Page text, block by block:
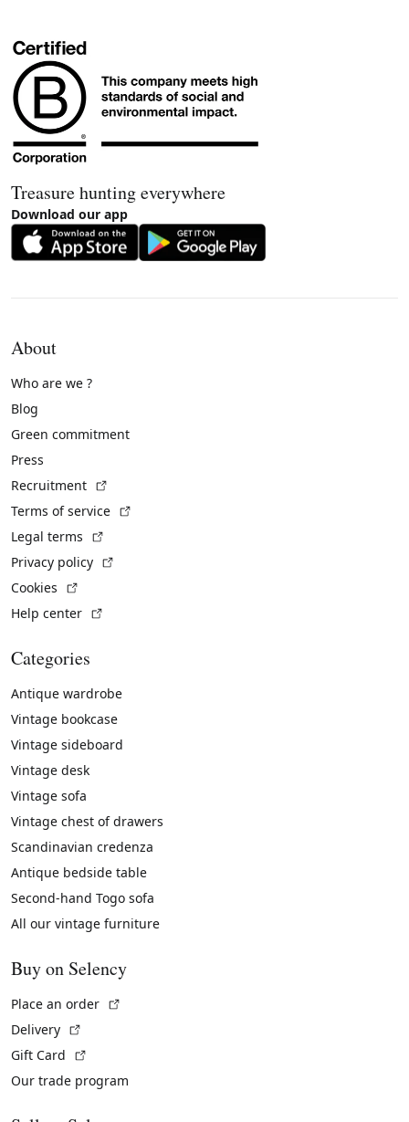
Treasure hunting everywhere
Download our app
About
Who are we ?
Blog
Green commitment
Press
Recruitment
Terms of service
Legal terms
Privacy policy
Cookies
Help center
Categories
Antique wardrobe
Vintage bookcase
Vintage sideboard
Vintage desk
Vintage sofa
Vintage chest of drawers
Scandinavian credenza
Antique bedside table
Second-hand Togo sofa
All our vintage furniture
Buy on Selency
Place an order
Delivery
Gift Card
Our trade program